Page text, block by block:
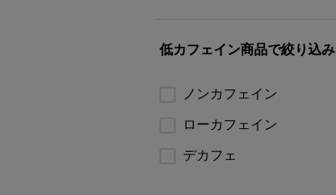
低カフェイン商品で絞り込み
ノンカフェイン
ローカフェイン
デカフェ